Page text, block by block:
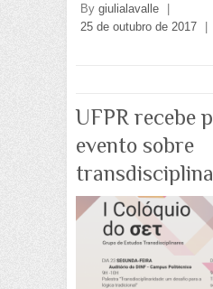
By giulialavalle
25 de outubro de 2017
UFPR recebe
evento sobre